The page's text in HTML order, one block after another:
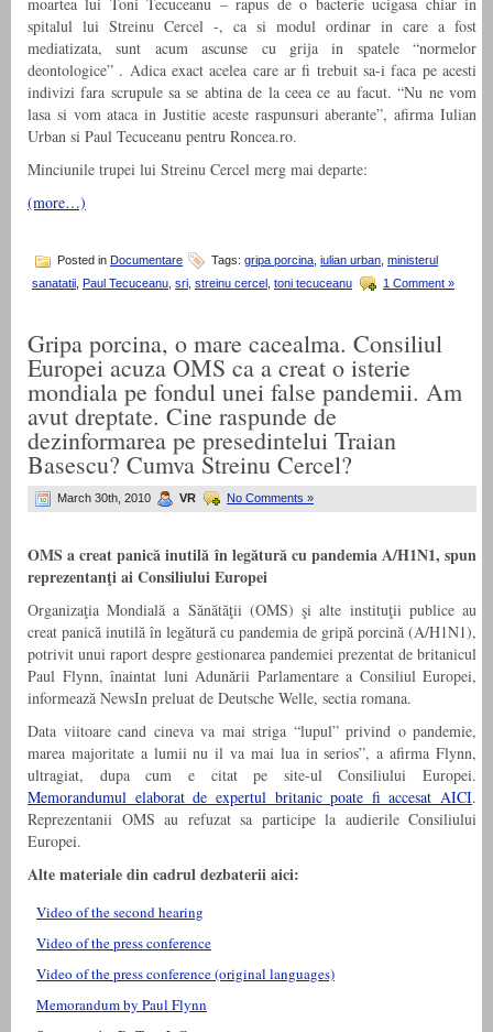
spitalul lui Streinu Cercel -, ca si modul ordinar in care a fost
mediatizata, sunt acum ascunse cu grija in spatele “normelor
deontologice” . Adica exact acelea care ar fi trebuit sa-i faca pe acesti
indivizi fara scrupule sa se abtina de la ceea ce au facut. “Nu ne vom
lasa si vom ataca in Justitie aceste raspunsuri aberante”, afirma Iulian
Urban si Paul Tecuceanu pentru Roncea.ro.
Minciunile trupei lui Streinu Cercel merg mai departe:
(more…)
Posted in Documentare Tags: gripa porcina iulian urban ministerul
sanatatii Paul Tecuceanu sri streinu cercel toni tecuceanu 1 Comment »
Gripa porcina, o mare cacealma. Consiliul
Europei acuza OMS ca a creat o isterie
mondiala pe fondul unei false pandemii. Am
avut dreptate. Cine raspunde de
dezinformarea pe presedintelui Traian
Basescu? Cumva Streinu Cercel?
March 30th, 2010 VR No Comments »
OMS a creat panică inutilă în legătură cu pandemia A/H1N1, spun
reprezentanţi ai Consiliului Europei
Organizaţia Mondială a Sănătăţii (OMS) şi alte instituţii publice au
creat panică inutilă în legătură cu pandemia de gripă porcină (A/H1N1),
potrivit unui raport despre gestionarea pandemiei prezentat de britanicul
Paul Flynn, înaintat luni Adunării Parlamentare a Consiliul Europei,
informează NewsIn preluat de Deutsche Welle, sectia romana.
Data viitoare cand cineva va mai striga “lupul” privind o pandemie,
marea majoritate a lumii nu il va mai lua in serios”, a afirma Flynn,
ultragiat, dupa cum e citat pe site-ul Consiliului Europei.
Memorandumul elaborat de expertul britanic poate fi accesat AICI.
Reprezentanii OMS au refuzat sa participe la audierile Consiliului
Europei.
Alte materiale din cadrul dezbaterii aici:
Video of the second hearing
Video of the press conference
Video of the press conference (original languages)
Memorandum by Paul Flynn